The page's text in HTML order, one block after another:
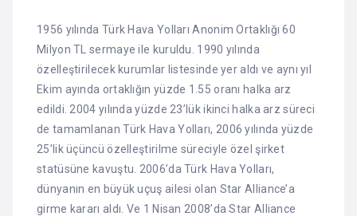
1956 yılında Türk Hava Yolları Anonim Ortaklığı 60
Milyon TL sermaye ile kuruldu. 1990 yılında
özelleştirilecek kurumlar listesinde yer aldı ve aynı yıl
Ekim ayında ortaklığın yüzde 1.55 oranı halka arz
edildi. 2004 yılında yüzde 23’lük ikinci halka arz süreci
de tamamlanan Türk Hava Yolları, 2006 yılında yüzde
25’lik üçüncü özelleştirilme süreciyle özel şirket
statüsüne kavuştu. 2006’da Türk Hava Yolları,
dünyanın en büyük uçuş ailesi olan Star Alliance’a
girme kararı aldı. Ve 1 Nisan 2008’da Star Alliance